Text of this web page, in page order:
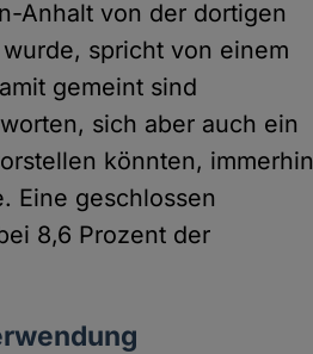
Anhalt von der dortigen
spricht von einem
gemeint sind
sich aber auch ein
könnten, immerhin
Eine geschlossen
8,6 Prozent der